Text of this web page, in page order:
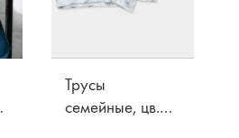
Трусы
семейные, цв.